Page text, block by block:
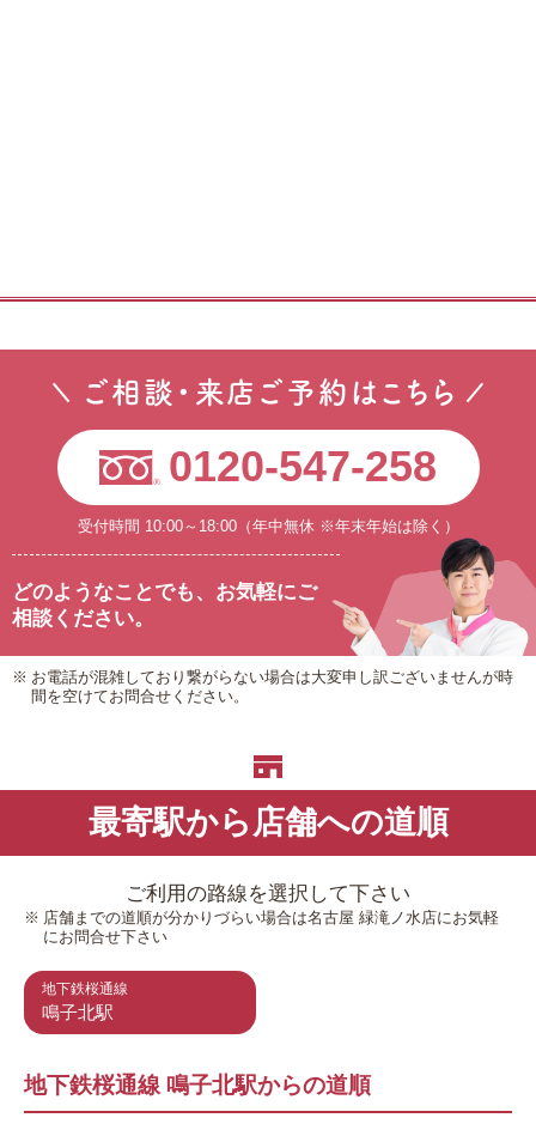
ご相談・来店ご予約はこちら
0120-547-258
受付時間 10:00～18:00（年中無休 ※年末年始は除く）
どのようなことでも、 お気軽にご
相談ください。
お電話が混雑しており繋がらない場合は大変申し訳ございませんが時
間を空けてお問合せください。
最寄駅から店舗への道順
ご利用の路線を選択して下さい
店舗までの道順が分かりづらい場合は名古屋 緑滝ノ水店にお気軽
にお問合せ下さい
地下鉄桜通線
鳴子北駅
地下鉄桜通線 鳴子北駅からの道順